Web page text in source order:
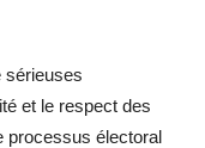
sérieuses
et le respect des
processus électoral